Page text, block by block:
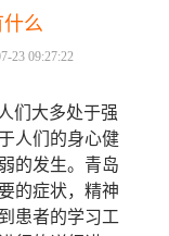
么
23 09:27:22
们大多处于强
人们的身心健
的发生。青岛
的症状，精神
患者的学习工